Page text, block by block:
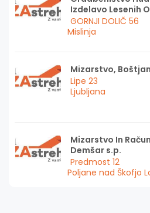
Izdelavo Lesenih
GORNJI DOLIČ 56
Mislinja
Mizarstvo,
Lipe 23
Ljubljana
Mizarstvo In
Demšar s.p.
Predmost 12
Poljane nad Škofjo